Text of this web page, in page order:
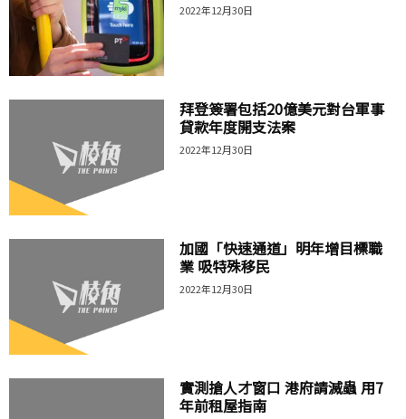
2022年12月30日
拜登簽署包括20億美元對台軍事
貸款年度開支法案
2022年12月30日
加國「快速通道」明年增目標職
業 吸特殊移民
2022年12月30日
實測搶人才窗口 港府請滅蟲 用7
年前租屋指南